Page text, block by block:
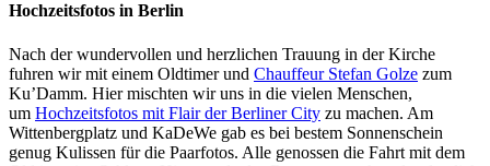
Hochzeitsfotos in Berlin
Nach der wundervollen und herzlichen Trauung in der Kirche
fuhren wir mit einem Oldtimer und Chauffeur Stefan Golze zum
Ku’Damm. Hier mischten wir uns in die vielen Menschen,
um Hochzeitsfotos mit Flair der Berliner City zu machen. Am
Wittenbergplatz und KaDeWe gab es bei bestem Sonnenschein
genug Kulissen für die Paarfotos. Alle genossen die Fahrt mit dem